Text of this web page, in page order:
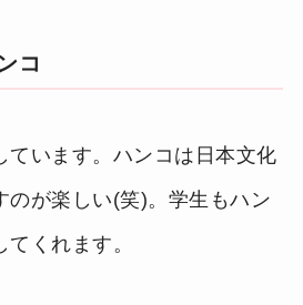
コ
ています。ハンコは日本文化
のが楽しい(笑)。学生もハン
くれます。